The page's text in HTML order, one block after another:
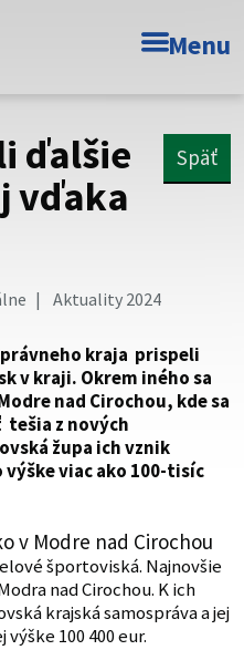
Prešovského
že zdieľate informácie iba
Zabezpečená stránka
Menu
ďalšie
vďaka
Späť
Aktuality 2024
kraja prispeli
v kraji. Okrem iného sa
nad Cirochou, kde sa
z nových
župa ich vznik
viac ako 100-tisíc
športoviská. Najnovšie
nad Cirochou. K ich
krajská samospráva a jej
100 400 eur.